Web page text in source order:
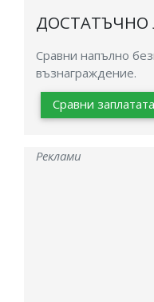
Сравни напълно
възнаграждение.
Сравни
Реклами